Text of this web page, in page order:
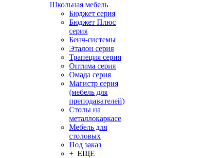
Школьная мебель
Бюджет серия
Бюджет Плюс
серия
Бенч-системы
Эталон серия
Трапеция серия
Оптима серия
Омада серия
Магистр серия
(мебель для
преподавателей)
Столы на
металлокаркасе
Мебель для
столовых
Под заказ
+ ЕЩЕ